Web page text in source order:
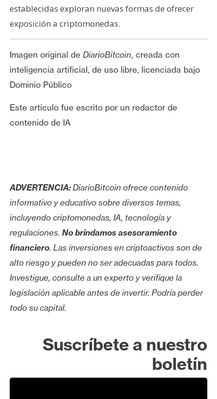
establecidas exploran nuevas formas de ofrecer
exposición a criptomonedas.
Imagen original de DiarioBitcoin, creada con
inteligencia artificial, de uso libre, licenciada bajo
Dominio Público
Este artículo fue escrito por un redactor de
contenido de IA
ADVERTENCIA:DiarioBitcoin ofrece contenido
informativo y educativo sobre diversos temas,
incluyendo criptomonedas, IA, tecnología y
regulaciones. No brindamos asesoramiento
financiero. Las inversiones en criptoactivos son de
alto riesgo y pueden no ser adecuadas para todos.
Investigue, consulte a un experto y verifique la
legislación aplicable antes de invertir. Podría perder
todo su capital.
Suscríbete a nuestro
boletín